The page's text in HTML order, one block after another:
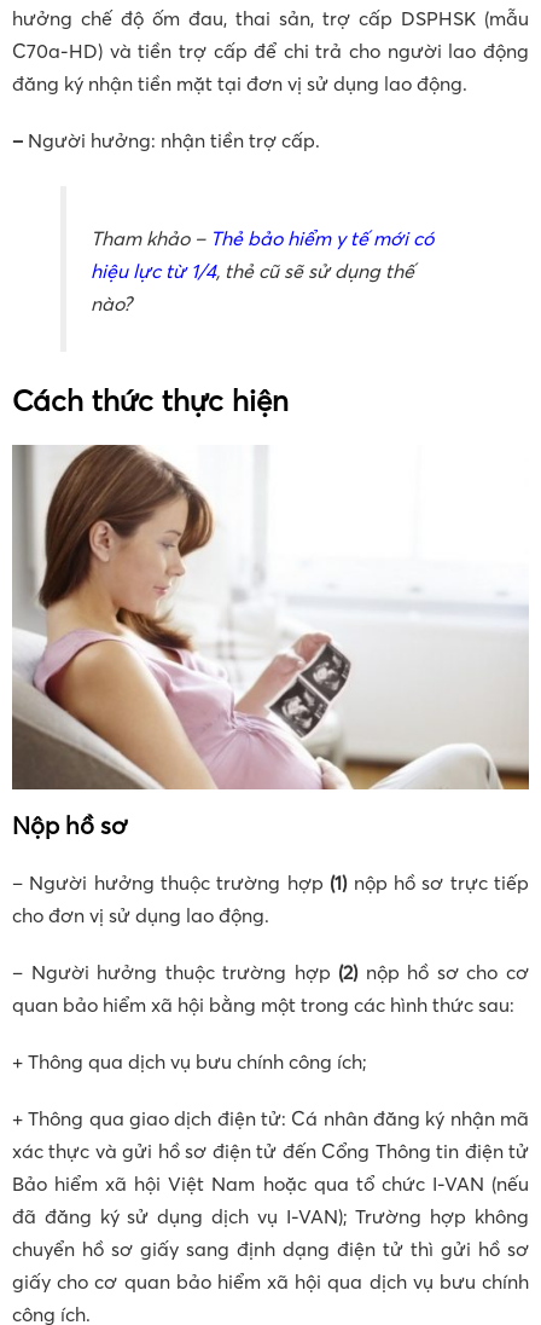
hưởng chế độ ốm đau, thai sản, trợ cấp DSPHSK (mẫu
C70a-HD) và tiền trợ cấp để chi trả cho người lao động
đăng ký nhận tiền mặt tại đơn vị sử dụng lao động.
– Người hưởng: nhận tiền trợ cấp.
Tham khảo – Thẻ bảo hiểm y tế mới có
hiệu lực từ 1/4, thẻ cũ sẽ sử dụng thế
nào?
Cách thức thực hiện
Nộp hồ sơ
– Người hưởng thuộc trường hợp (1)nộp hồ sơ trực tiếp
cho đơn vị sử dụng lao động.
– Người hưởng thuộc trường hợp (2)nộp hồ sơ cho cơ
quan bảo hiểm xã hội bằng một trong các hình thức sau:
+ Thông qua dịch vụ bưu chính công ích;
+ Thông qua giao dịch điện tử: Cá nhân đăng ký nhận mã
xác thực và gửi hồ sơ điện tử đến Cổng Thông tin điện tử
Bảo hiểm xã hội Việt Nam hoặc qua tổ chức I-VAN (nếu
đã đăng ký sử dụng dịch vụ I-VAN); Trường hợp không
chuyển hồ sơ giấy sang định dạng điện tử thì gửi hồ sơ
giấy cho cơ quan bảo hiểm xã hội qua dịch vụ bưu chính
công ích.